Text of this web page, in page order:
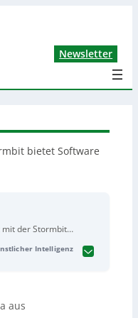
Newsletter
bietet Software
mit der Stormbit
und
Intelligenz
aus